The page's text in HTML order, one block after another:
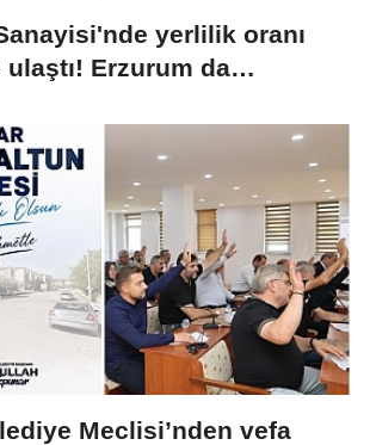
yerlilik oranı
Erzurum da
Meclisi’nden vefa